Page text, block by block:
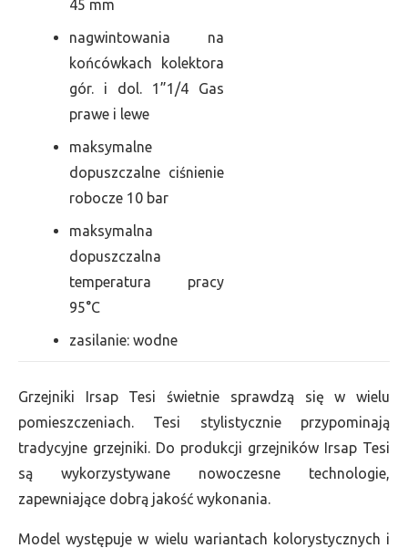
45 mm
nagwintowania na
końcówkach kolektora
gór. i dol. 1”1/4 Gas
prawe i lewe
maksymalne
dopuszczalne ciśnienie
robocze 10 bar
maksymalna
dopuszczalna
temperatura pracy
95°C
zasilanie: wodne
Grzejniki Irsap Tesi świetnie sprawdzą się w wielu
pomieszczeniach. Tesi stylistycznie przypominają
tradycyjne grzejniki. Do produkcji grzejników Irsap Tesi
są wykorzystywane nowoczesne technologie,
zapewniające dobrą jakość wykonania.
Model występuje w wielu wariantach kolorystycznych i